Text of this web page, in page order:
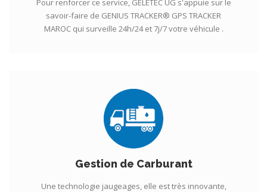
Pour renforcer ce service, GELETEC UG s'appuie sur le
savoir-faire de GENIUS TRACKER® GPS TRACKER
MAROC qui surveille 24h/24 et 7j/7 votre véhicule .
Gestion de Carburant
Une technologie jaugeages, elle est très innovante,